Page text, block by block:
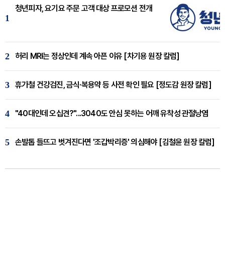
1
청년피자, 요기요 주문 고객 대상 프로모션 전개
2 허리 MRI는 정상인데 계속 아픈 이유 [차기용 원장 칼럼]
3 휴가철 건강검진, 금식·복용약 등 사전 확인 필요 [정도감 원장 칼럼]
4 "40대인데 오십견?"...3040도 안심 못하는 어깨 유착성 관절낭염
5 손발톱 들뜨고 벗겨진다면 '조갑박리증' 의심해야 [김철윤 원장 칼럼]